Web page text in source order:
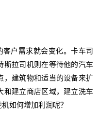
户需求就会变化。卡车司
斯拉司机则在等待他的汽车
，建筑物和适当的设备来扩
和建立商店区域，建立洗车
如何增加利润呢？